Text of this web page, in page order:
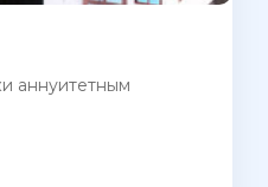
аннуитетным